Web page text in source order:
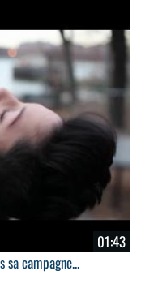
01:43
sa campagne...